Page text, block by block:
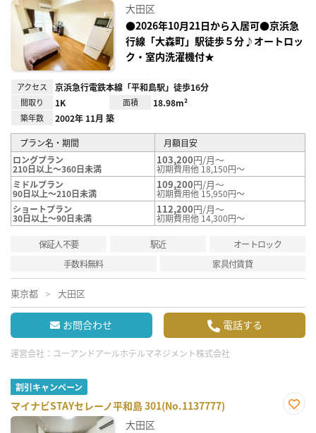
り登
録
大田区
●2026年10月21日から入居可●京浜急
行線「大森町」駅徒歩５分♪オートロッ
ク・室内洗濯機付★
アクセス 京浜急行電鉄本線「平和島駅」徒歩16分
間取り 1K 面積 18.98m²
築年数 2002年 11月 築
プラン名・期間
月額目安
ロングプラン
210日以上～360日未満
103,200円/月～
初期費用他 18,150円～
ミドルプラン
90日以上～210日未満
109,200円/月～
初期費用他 15,950円～
ショートプラン
30日以上～90日未満
112,200円/月～
初期費用他 14,300円～
保証人不要 駅近
オートロック
手数料無料
家具付賃貸
東京都 大田区
お問合わせ 電話する
運営会社： ユーアンドアールホテルマネジメント株式会社
割引キャンペーン
マイナビSTAYセレーノ平和島 301(No.1137777)
大田区